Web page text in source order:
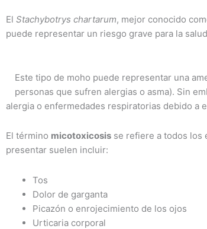
El Stachybotrys chartarum, mejor conocido
puede representar un riesgo grave para la
Este tipo de moho puede representar una
personas que sufren alergias o asma). Sin
alergia o enfermedades respiratorias debido a
El término micotoxicosis se refiere a todos los
presentar suelen incluir:
Tos
Dolor de garganta
Picazón o enrojecimiento de los ojos
Urticaria corporal